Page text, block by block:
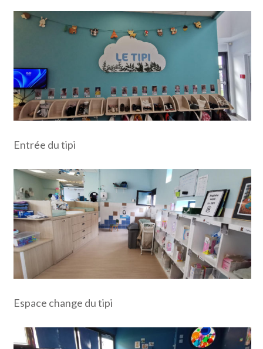
Entrée du tipi
Espace change du tipi